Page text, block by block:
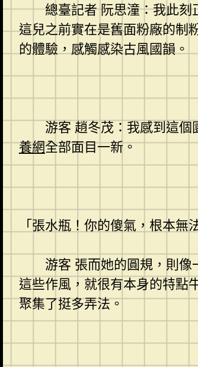
總臺記者 阮思潼：我此
這兒之前實在是舊面粉廠的制
的體驗，感觸感染古風國韻。
游客 趙冬茂：我感到這
養網全部面目一新。
「張水瓶！你的傻氣，根本
游客 張而她的圓規，則
這些作風，就很有本身的特點
聚集了挺多弄法。